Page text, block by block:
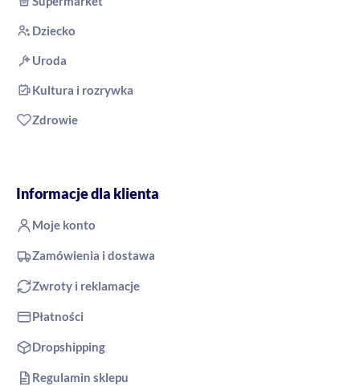
Dziecko
Uroda
Kultura i rozrywka
Zdrowie
Informacje dla klienta
Moje konto
Zamówienia i dostawa
Zwroty i reklamacje
Płatności
Dropshipping
Regulamin sklepu